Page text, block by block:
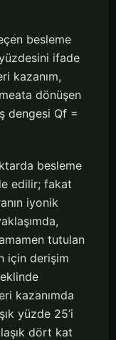
besleme
ifade
kazanım,
dönüşen
dengesi Qf =
besleme
edilir; fakat
iyonik
tutulan
için derişim
kazanımda
yüzde 25’i
dört kat